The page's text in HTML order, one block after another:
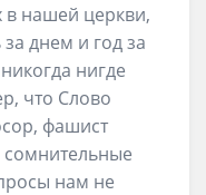
в нашей церкви,
днем и год за
нигде
что Слово
фашист
сомнительные
нам не